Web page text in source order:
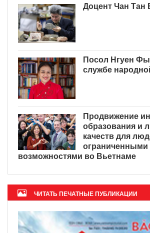
Доцент Чан Тан
Посол Нгуен
службе
Продвижение
образования и
качеств для
ограниченными
возможностями во Вьетнаме
ЧИТАТЬ ПЕЧАТНЫЕ ПУБЛИКАЦИИ